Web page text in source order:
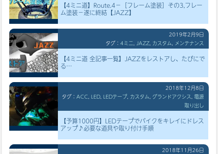
【4ミニ道】Route.4－［フレーム塗装］その3,フレー
ム塗装－遂に終結【JAZZ】
2019年2月9日
タグ： 4ミニ, JAZZ, カスタム, メンテナンス
【4ミニ道 全記事一覧】JAZZをレストアし、たびにで
る…
2018年12月8日
タグ： ACC, LED, LEDテープ, カスタム, グランドアクシス , 電源
取り出し
【予算1000円】LEDテープでバイクをキレイにドレス
アップ♪必要な道具や取り付け手順
2018年11月26日